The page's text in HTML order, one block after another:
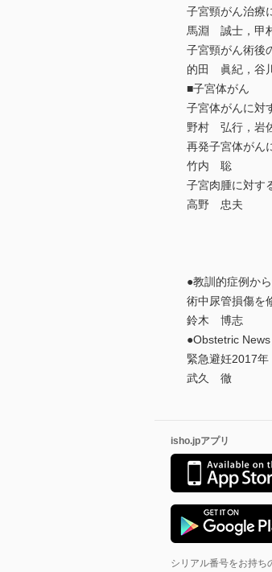
子宮頸がん治療
馬淵 誠士，甲
子宮頸がん術後
的田 眞紀，
■子宮体がん
子宮体がんに対
野村 弘行，岩
再発子宮体がん
竹内 聡
子宮肉腫に対す
高野 忠夫
●教訓的症例か
術中尿管損傷を
鈴木 博志
●Obstetric News
緊急避妊2017年
武久 徹
isho.jpアプリ
シリアル番号をお持ち